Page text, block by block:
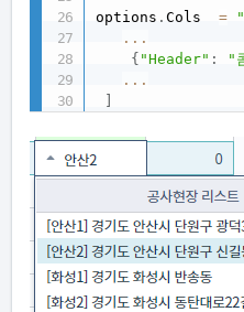
options .Cols =
...
{ "Header" : "
...